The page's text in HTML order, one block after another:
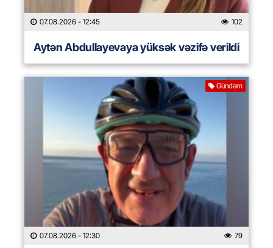
07.08.2026 - 12:45 102
Aytən Abdullayevaya yüksək vəzifə verildi
Gündəm
07.08.2026 - 12:30 79